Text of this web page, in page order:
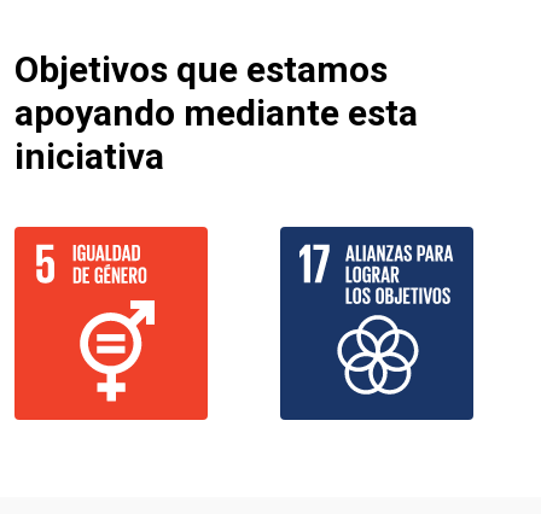
Objetivos que estamos
apoyando mediante esta
iniciativa